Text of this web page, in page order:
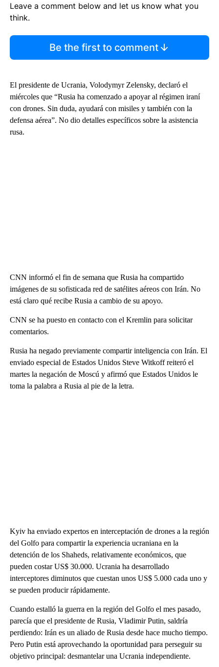
Leave a comment below and let us know what you
think.
Be the first to comment
El presidente de Ucrania, Volodymyr Zelensky, declaró el
miércoles que “Rusia ha comenzado a apoyar al régimen iraní
con drones. Sin duda, ayudará con misiles y también con la
defensa aérea”. No dio detalles específicos sobre la asistencia
rusa.
CNN informó el fin de semana que Rusia ha compartido
imágenes de su sofisticada red de satélites aéreos con Irán. No
está claro qué recibe Rusia a cambio de su apoyo.
CNN se ha puesto en contacto con el Kremlin para solicitar
comentarios.
Rusia ha negado previamente compartir inteligencia con Irán. El
enviado especial de Estados Unidos Steve Witkoff reiteró el
martes la negación de Moscú y afirmó que Estados Unidos le
toma la palabra a Rusia al pie de la letra.
Kyiv ha enviado expertos en interceptación de drones a la región
del Golfo para compartir la experiencia ucraniana en la
detención de los Shaheds, relativamente económicos, que
pueden costar US$ 30.000. Ucrania ha desarrollado
interceptores diminutos que cuestan unos US$ 5.000 cada uno y
se pueden producir rápidamente.
Cuando estalló la guerra en la región del Golfo el mes pasado,
parecía que el presidente de Rusia, Vladimir Putin, saldría
perdiendo: Irán es un aliado de Rusia desde hace mucho tiempo.
Pero Putin está aprovechando la oportunidad para perseguir su
objetivo principal: desmantelar una Ucrania independiente.